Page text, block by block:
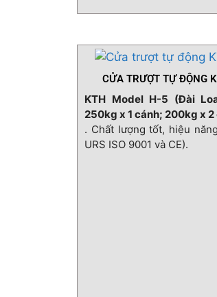
CỬA TRƯỢT TỰ ĐỘNG
KTH Model H-5 (Đài
250kg x 1 cánh; 200kg x 2
. Chất lượng tốt, hiệu
URS ISO 9001 và CE).